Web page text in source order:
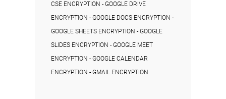
CSE ENCRYPTION - GOOGLE DRIVE
ENCRYPTION - GOOGLE DOCS ENCRYPTION -
GOOGLE SHEETS ENCRYPTION - GOOGLE
SLIDES ENCRYPTION - GOOGLE MEET
ENCRYPTION - GOOGLE CALENDAR
ENCRYPTION - GMAIL ENCRYPTION